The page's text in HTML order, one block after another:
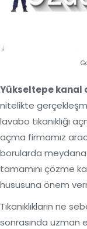
Yükseltepe kanal
nitelikte
lavabo tıkanıklığı
açma firmamız
borularda meydana
tamamını çözme
hususuna önem
Tıkanıklıkların ne
sonrasında uzman